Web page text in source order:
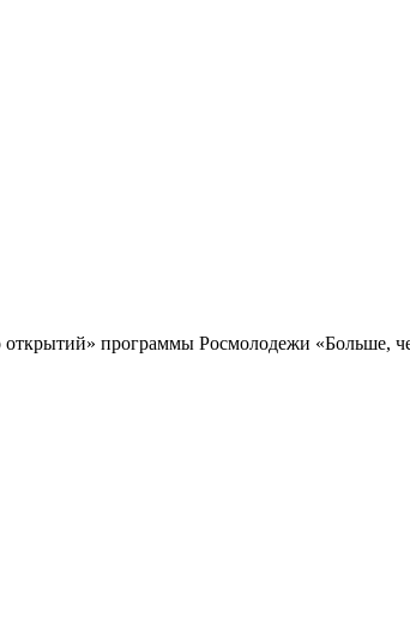
программы Росмолодежи «Больше,